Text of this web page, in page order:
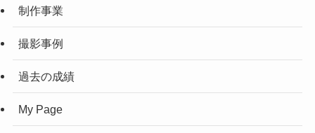
制作事業
撮影事例
過去の成績
My Page